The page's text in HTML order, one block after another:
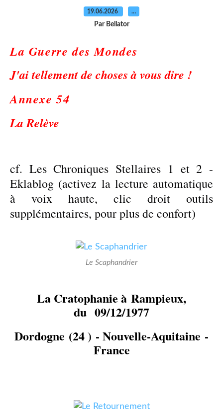
19.06.2026 …
Par Bellator
La Guerre des Mondes
J'ai tellement de choses à vous dire !
Annexe 54
La Relève
cf. Les Chroniques Stellaires 1 et 2 -
Eklablog (activez la lecture automatique
à voix haute, clic droit outils
supplémentaires, pour plus de confort)
Le Scaphandrier
La Cratophanie à Rampieux,
du 09/12/1977
Dordogne (24 ) - Nouvelle-Aquitaine -
France